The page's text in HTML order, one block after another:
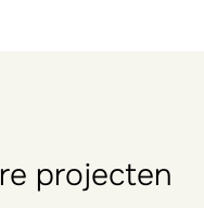
projecten